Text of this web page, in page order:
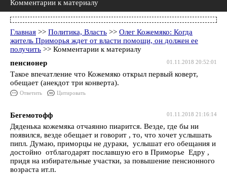
Комментарии к материалу
Главная >> Политика, Власть >> Олег Кожемяко: Когда
житель Приморья ждет от власти помощи, он должен ее
получить >> Комментарии к материалу
01.11.2018 20:52:01
пенсионер
Такое впечатление что Кожемяко открыл первый коверт,
обещает (анекдот три конверта).
Ответить Цитировать
01.11.2018 21:16:14
Бегемотофф
Дяденька кожемяка отчаянно пиарится. Везде, где бы ни
появился, везде обещает и говорит , то, что хочет услышать
пипл. Думаю, приморцы не дураки, услышат его обещания и
достойно отблагодарят пославшую его в Приморье Едру ,
придя на избирательные участки, за повышение пенсионного
возраста ит.п.